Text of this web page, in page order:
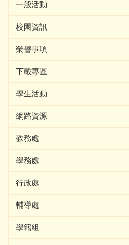
一般活動
校園資訊
榮譽事項
下載專區
學生活動
網路資源
教務處
學務處
行政處
輔導處
學籍組